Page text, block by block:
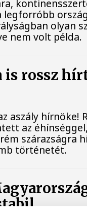
legforróbb
olyan
nem volt példa.
is rossz
aszály hírnöke!
az
szárazságra
történetét.